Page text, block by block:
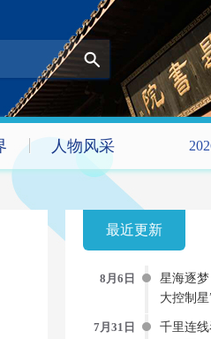
人物风采
最近更新
8月6日
星海逐
大控制
7月31日
千里连